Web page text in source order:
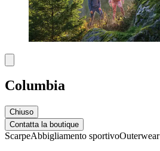
Columbia
Chiuso
Contatta la boutique
ScarpeAbbigliamento sportivoOuterwear